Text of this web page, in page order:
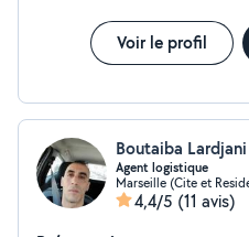
Voir le profil
Boutaiba Lardjani
Agent logistique
Marseille (Cite et
4,4/5 (11 avis)